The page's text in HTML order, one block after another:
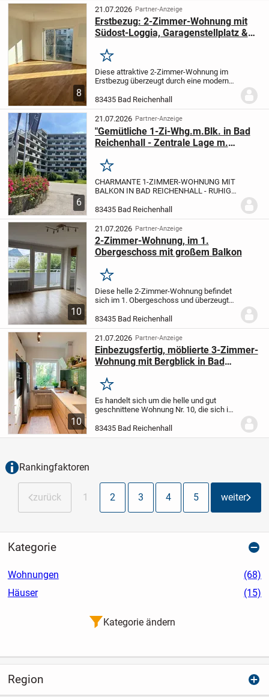
geplanten Wohnungen bieten ein...
8
21.07.2026 Partner-Anzeige
Erstbezug: 2-Zimmer-Wohnung mit
Südost-Loggia, Garagenstellplatz &
Merken
Diese attraktive 2-Zimmer-Wohnung im
Erstbezug überzeugt durch eine moderne,
durchdachte Raumaufteilung. Dank
Schallschutzfenstern wohnen Sie trotz
zentraler Lage...
83435 Bad Reichenhall
6
21.07.2026 Partner-Anzeige
"Gemütliche 1-Zi-Whg.m.Blk. in Bad
Reichenhall - Zentrale Lage m.
Merken
CHARMANTE 1-ZIMMER-WOHNUNG MIT
BALKON IN BAD REICHENHALL - RUHIGE
begehrtesten Wohngegenden von Bad
Reichenhall befindet sich diese helle und
gepflegte 1-Zimmer-Woh...
83435 Bad Reichenhall
10
21.07.2026 Partner-Anzeige
2-Zimmer-Wohnung, im 1.
Obergeschoss mit großem Balkon
Merken
Diese helle 2-Zimmer-Wohnung befindet
sich im 1. Obergeschoss und überzeugt
sowie einen wunderschönen
Ausblick.Das großzügige Wohnzimmer
bietet direkten Zugang...
83435 Bad Reichenhall
10
21.07.2026 Partner-Anzeige
Einbezugsfertig, möblierte 3-Zimmer-
Wohnung mit Bergblick in Bad
Merken
Es handelt sich um die helle und gut
geschnittene Wohnung Nr. 10, die sich in
Reichenhall befindet. Da die Immobilie
komplett möbliert und sofort bezugsfertig
83435 Bad Reichenhall
Rankingfaktoren
zurück 1 2 3 4 5 weiter
Kategorie
Wohnungen
(68)
Häuser
(15)
Kategorie ändern
Region